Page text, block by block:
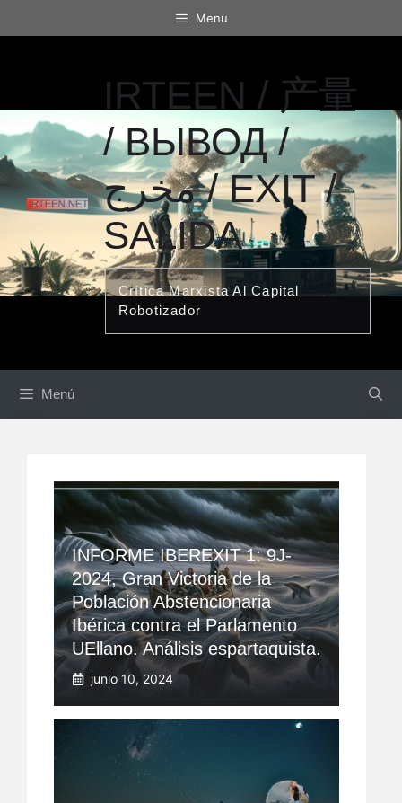
al
Menu
IRTEEN / 产量
/ ВЫВОД /
مخرج / EXIT /
SALIDA
Crítica Marxista Al Capital
Robotizador
Menú
INFORME IBEREXIT 1: 9J-
2024, Gran Victoria de la
Población Abstencionaria
Ibérica contra el Parlamento
UEllano. Análisis espartaquista.
junio 10, 2024